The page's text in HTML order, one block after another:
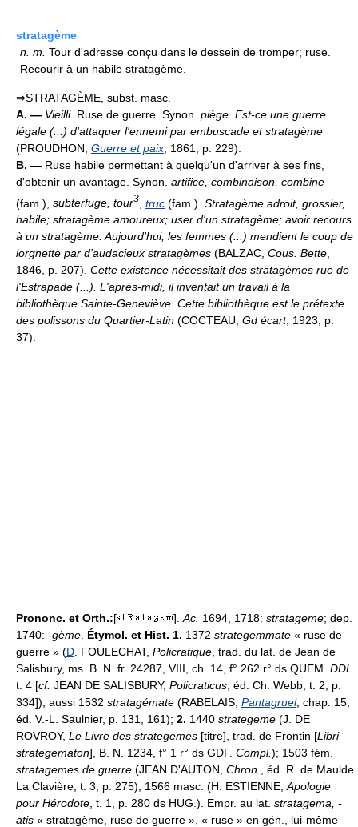
stratagème
n. m. Tour d'adresse conçu dans le dessein de tromper; ruse.
Recourir à un habile stratagème.
⇒STRATAGÈME, subst. masc.
A. — Vieilli. Ruse de guerre. Synon. piège. Est-ce une guerre
légale (...) d'attaquer l'ennemi par embuscade et stratagème
(PROUDHON, Guerre et paix , 1861, p. 229).
B. — Ruse habile permettant à quelqu'un d'arriver à ses fins,
d'obtenir un avantage. Synon. artifice, combinaison, combine
(fam.), subterfuge, tour3 truc (fam.). Stratagème adroit, grossier,
habile; stratagème amoureux; user d'un stratagème; avoir recours
à un stratagème.Aujourd'hui, les femmes (...) mendient le coup de
lorgnette par d'audacieux stratagèmes (BALZAC, Cous. Bette,
1846, p. 207). Cette existence nécessitait des stratagèmes rue de
l'Estrapade (...). L'après-midi, il inventait un travail à la
bibliothèque Sainte-Geneviève. Cette bibliothèque est le prétexte
des polissons du Quartier-Latin (COCTEAU, Gd écart, 1923, p.
37).
Prononc. et Orth.:[ ].Ac. 1694, 1718: stratageme; dep.
1740: -gème. Étymol. et Hist. 1. 1372 strategemmate « ruse de
guerre » (D. FOULECHAT, Policratique, trad. du lat. de Jean de
Salisbury, ms. B. N. fr. 24287, VIII, ch. 14, f° 262 r° ds QUEM. DDL
t. 4 [cf. JEAN DE SALISBURY, Policraticus, éd. Ch. Webb, t. 2, p.
334]); aussi 1532 stratagémate (RABELAIS, Pantagruel, chap. 15,
éd. V.-L. Saulnier, p. 131, 161); 2. 1440 strategeme (J. DE
ROVROY, Le Livre des strategemes [titre], trad. de Frontin [Libri
strategematon], B. N. 1234, f° 1 r° ds GDF. Compl.); 1503 fém.
stratagemes de guerre (JEAN D'AUTON, Chron., éd. R. de Maulde
La Clavière, t. 3, p. 275); 1566 masc. (H. ESTIENNE,Apologie
pour Hérodote, t. 1, p. 280 ds HUG.). Empr. au lat. stratagema, -
atis « stratagème, ruse de guerre », « ruse » en gén., lui-même